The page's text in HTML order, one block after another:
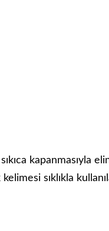
kapanmasıyla
sıklıkla